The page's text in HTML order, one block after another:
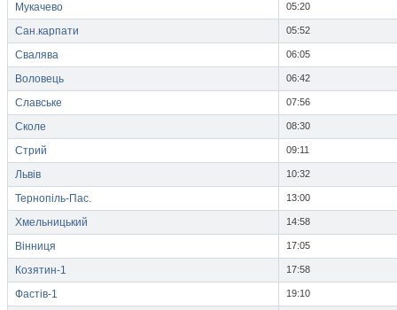
Мукачево 05:20
Сан.карпати 05:52
Свалява 06:05
Воловець 06:42
Славське 07:56
Сколе 08:30
Стрий 09:11
Львів 10:32
Тернопіль-Пас. 13:00
Хмельницький 14:58
Вінниця 17:05
Козятин-1 17:58
Фастів-1 19:10